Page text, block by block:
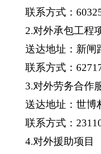
联系方式：
2.对外承包工程
送达地址：新闸
联系方式：
3.对外劳务合作
送达地址：世博
联系方式：
4.对外援助项目